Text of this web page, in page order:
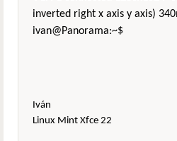
inverted right x axis y axis)
ivan@Panorama:~$
Iván
Linux Mint Xfce 22